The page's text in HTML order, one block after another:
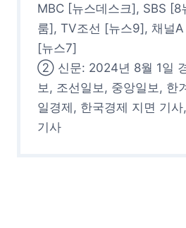
MBC [뉴스데스크], SBS [8
룸], TV조선 [뉴스9], 채널
[뉴스7]
② 신문: 2024년 8월 1일
보, 조선일보, 중앙일보, 한
일경제, 한국경제 지면 기
기사